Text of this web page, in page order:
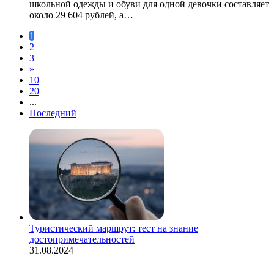
школьной одежды и обуви для одной девочки составляет
около 29 604 рублей, а…
1
2
3
»
10
20
...
Последний
Туристический маршрут: тест на знание
достопримечательностей
31.08.2024